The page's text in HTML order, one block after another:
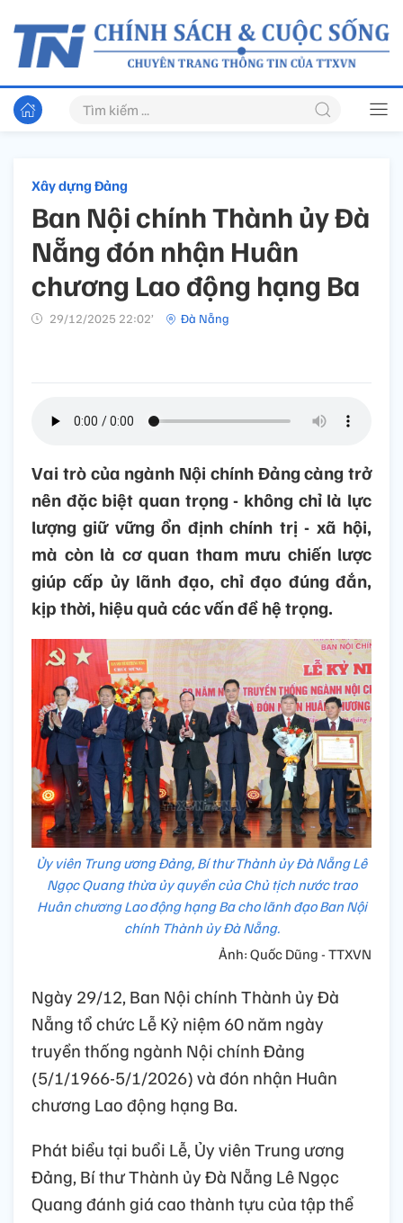
Xây dựng Đảng
Ban Nội chính Thành ủy Đà
Nẵng đón nhận Huân
chương Lao động hạng Ba
29/12/2025 22:02’ Đà Nẵng
Vai trò của ngành Nội chính Đảng càng trở
nên đặc biệt quan trọng - không chỉ là lực
lượng giữ vững ổn định chính trị - xã hội,
mà còn là cơ quan tham mưu chiến lược
giúp cấp ủy lãnh đạo, chỉ đạo đúng đắn,
kịp thời, hiệu quả các vấn đề hệ trọng.
Ủy viên Trung ương Đảng, Bí thư Thành ủy Đà Nẵng Lê
Ngọc Quang thừa ủy quyền của Chủ tịch nước trao
Huân chương Lao động hạng Ba cho lãnh đạo Ban Nội
chính Thành ủy Đà Nẵng.
Ảnh: Quốc Dũng - TTXVN
Ngày 29/12, Ban Nội chính Thành ủy Đà
Nẵng tổ chức Lễ Kỷ niệm 60 năm ngày
truyền thống ngành Nội chính Đảng
(5/1/1966-5/1/2026) và đón nhận Huân
chương Lao động hạng Ba.
Phát biểu tại buổi Lễ, Ủy viên Trung ương
Đảng, Bí thư Thành ủy Đà Nẵng Lê Ngọc
Quang đánh giá cao thành tựu của tập thể